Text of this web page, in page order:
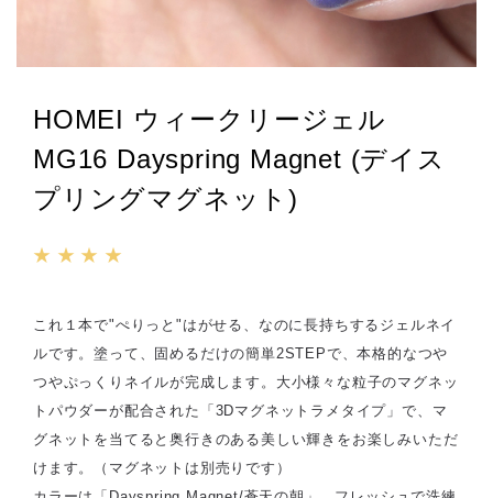
HOMEI ウィークリージェル
MG16 Dayspring Magnet (デイス
プリングマグネット)
★ ★ ★ ★
これ１本で"ぺりっと"はがせる、なのに長持ちするジェルネイ
ルです。塗って、固めるだけの簡単2STEPで、本格的なつや
つやぷっくりネイルが完成します。大小様々な粒子のマグネッ
トパウダーが配合された「3Dマグネットラメタイプ」で、マ
グネットを当てると奥行きのある美しい輝きをお楽しみいただ
けます。（マグネットは別売りです）